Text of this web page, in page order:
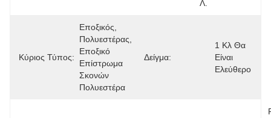
Λ.
Κύριος Τύπος:
Εποξικός,
Πολυεστέρας,
Εποξικό
Επίστρωμα
Σκονών
Πολυεστέρα
Δείγμα:
1 Κλ Θα
Είναι
Ελεύθερο